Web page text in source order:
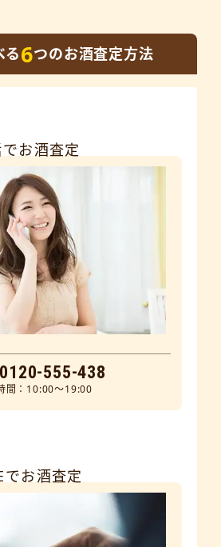
る6つのお酒査定方法
お酒査定
0120-555-438
間：10:00～19:00
でお酒査定